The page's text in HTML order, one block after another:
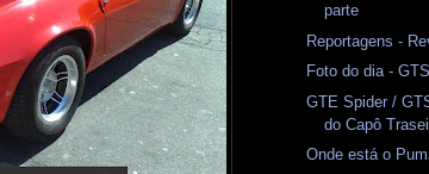
parte
Reportagens -
Foto do dia -
GTE Spider /
do Capô
Onde está o